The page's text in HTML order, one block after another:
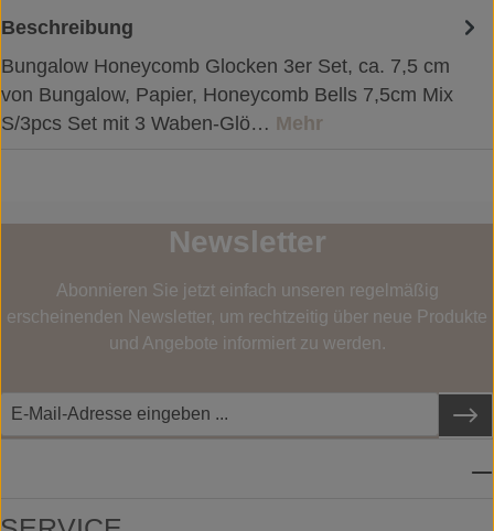
Beschreibung
Bungalow Honeycomb Glocken 3er Set, ca. 7,5 cm
von Bungalow, Papier, Honeycomb Bells 7,5cm Mix
S/3pcs Set mit 3 Waben-Glö… Mehr
Newsletter
Abonnieren Sie jetzt einfach unseren regelmäßig
erscheinenden Newsletter, um rechtzeitig über neue Produkte
und Angebote informiert zu werden.